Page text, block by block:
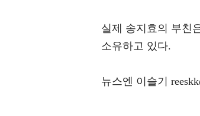
실제 송지효의 부친
소유하고 있다.
뉴스엔 이슬기